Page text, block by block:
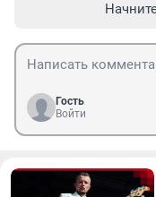
Гость
Войти